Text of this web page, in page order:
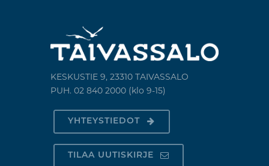
KESKUSTIE 9, 23310 TAIVASSALO
PUH. 02 840 2000 (klo 9-15)
YHTEYSTIEDOT
TILAA UUTISKIRJE